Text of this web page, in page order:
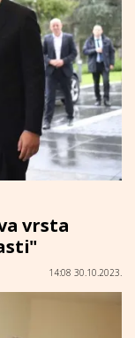
vrsta
14:08 30.10.2023.